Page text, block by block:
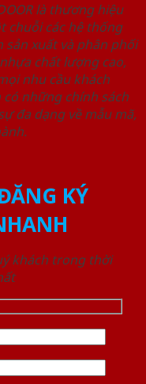
là thương hiệu
chuỗi các hệ thống
sản xuất và phân phối
chất lượng cao,
nhu cầu khách
có những chính sách
đa dạng về mẫu mã,
KÝ
khách trong thời